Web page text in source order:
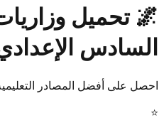
🌌 تحميل
السادس الإعدادي
احصل على أفضل المصادر
⭐